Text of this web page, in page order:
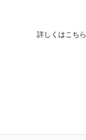
詳しくはこちら